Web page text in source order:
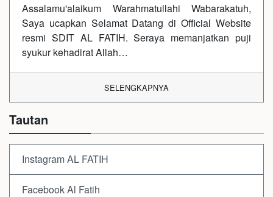
Assalamu'alaikum Warahmatullahi Wabarakatuh,
Saya ucapkan Selamat Datang di Official Website
resmi SDIT AL FATIH. Seraya memanjatkan puji
syukur kehadirat Allah…
SELENGKAPNYA
Tautan
Instagram AL FATIH
Facebook Al Fatih